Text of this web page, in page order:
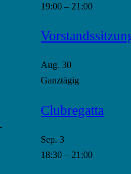
19:00 – 21:00
Aug.30
Ganztägig
Clubregatta
Sep.3
18:30 – 21:00